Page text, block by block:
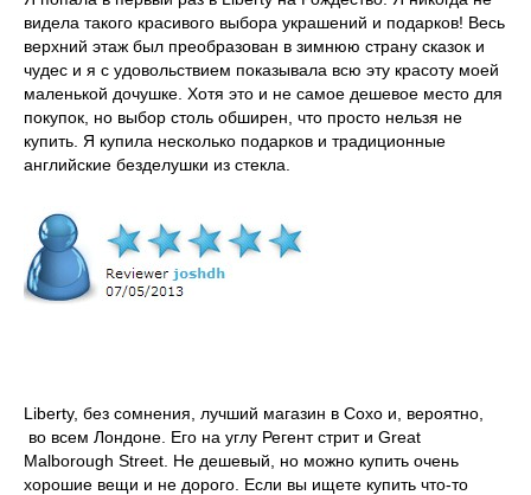
видела такого красивого выбора украшений и подарков! Весь
верхний этаж был преобразован в зимнюю страну сказок и
чудес и я с удовольствием показывала всю эту красоту моей
маленькой дочушке. Хотя это и не самое дешевое место для
покупок, но выбор столь обширен, что просто нельзя не
купить. Я купила несколько подарков и традиционные
английские безделушки из стекла.
Liberty, без сомнения, лучший магазин в Сохо и, вероятно,
во всем Лондоне. Его на углу Регент стрит и Great
Malborough Street. Не дешевый, но можно купить очень
хорошие вещи и не дорого. Если вы ищете купить что-то